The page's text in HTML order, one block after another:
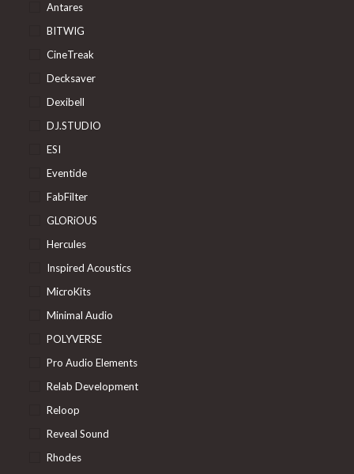
Antares
BITWIG
CineTreak
Decksaver
Dexibell
DJ.STUDIO
ESI
Eventide
FabFilter
GLORiOUS
Hercules
Inspired Acoustics
MicroKits
Minimal Audio
POLYVERSE
Pro Audio Elements
Relab Development
Reloop
Reveal Sound
Rhodes